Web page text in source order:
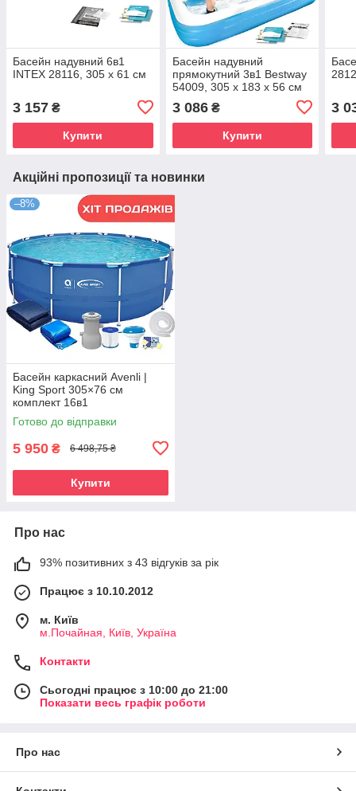
Басейн надувний 6в1
INTEX 28116, 305 x 61 см
3 157 ₴
Купити
Басейн надувний
прямокутний 3в1 Bestway
54009, 305 x 183 x 56 см
3 086₴
Купити
3
Акційні пропозиції та новинки
–8%
Басейн каркасний Avenli |
King Sport 305×76 см
комплект 16в1
Готово до відправки
5 950 ₴ 6 498,75 ₴
Купити
Про нас
93% позитивних з 43 відгуків за рік
Працює з 10.10.2012
м. Київ
м.Почайная, Київ, Україна
Контакти
Сьогодні працює з 10:00 до 21:00
Показати весь графік роботи
Про нас